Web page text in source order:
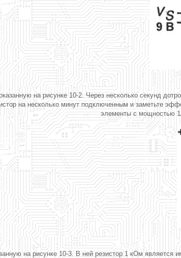
на рисунке 10-2. Через несколько секунд
на несколько минут подключенным и заметьте
элементы с мощностью
на рисунке 10-3. В ней резистор 1 кОм является